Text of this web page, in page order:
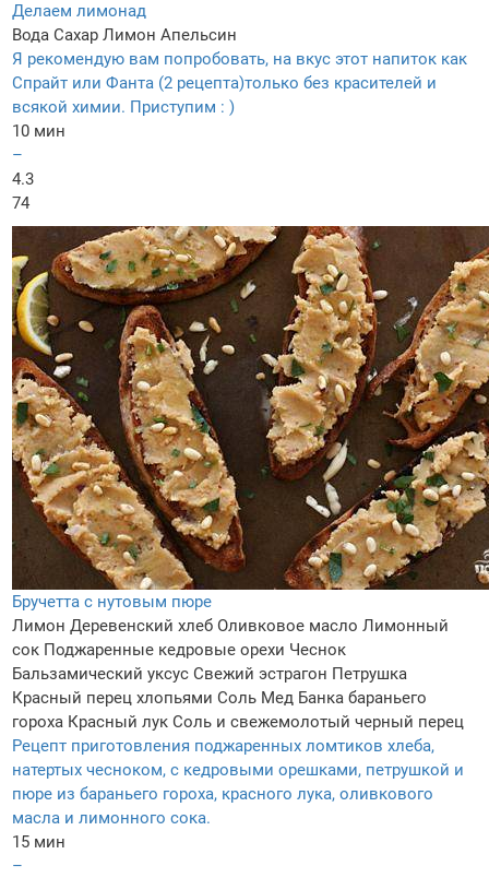
Делаем лимонад
Вода Сахар Лимон Апельсин
Я рекомендую вам попробовать, на вкус этот напиток как
Спрайт или Фанта (2 рецепта)только без красителей и
всякой химии. Приступим : )
10 мин
–
4.3
74
Бручетта с нутовым пюре
Лимон Деревенский хлеб Оливковое масло Лимонный
сок Поджаренные кедровые орехи Чеснок
Бальзамический уксус Свежий эстрагон Петрушка
Красный перец хлопьями Соль Мед Банка бараньего
гороха Красный лук Соль и свежемолотый черный перец
Рецепт приготовления поджаренных ломтиков хлеба,
натертых чесноком, с кедровыми орешками, петрушкой и
пюре из бараньего гороха, красного лука, оливкового
масла и лимонного сока.
15 мин
–